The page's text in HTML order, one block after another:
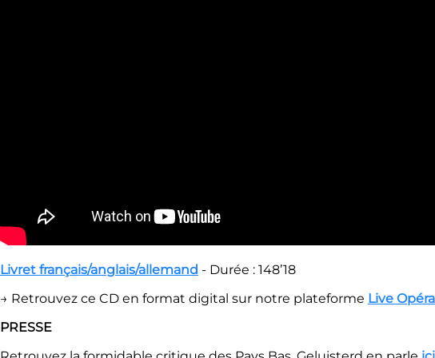
Livret français/anglais/allemand - Durée : 148ʼ18
→ Retrouvez ce CD en format digital sur notre plateforme Live
PRESSE